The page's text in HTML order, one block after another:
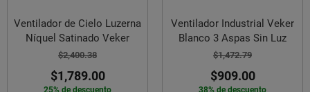
Ventilador de Cielo Luzerna
Níquel Satinado Veker
$2,400.38
$1,789.00
25% de descuento
Ventilador Industrial Veker
Blanco 3 Aspas Sin Luz
$1,472.79
$909.00
38% de descuento